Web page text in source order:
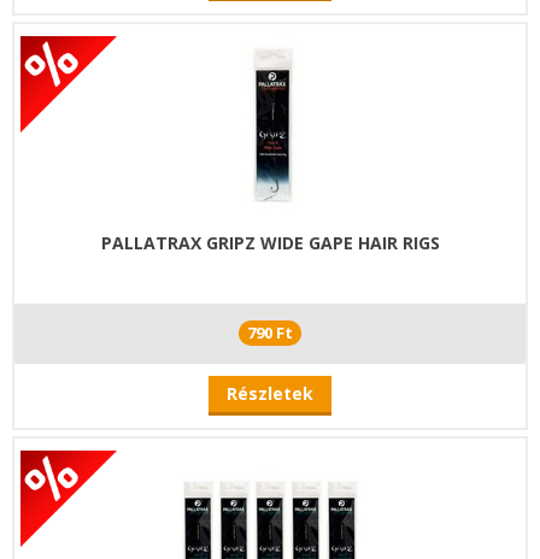
PALLATRAX GRIPZ WIDE GAPE HAIR RIGS
790 Ft
Részletek